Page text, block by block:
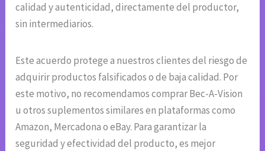
calidad y autenticidad, directamente del productor,
sin intermediarios.
Este acuerdo protege a nuestros clientes del riesgo de
adquirir productos falsificados o de baja calidad. Por
este motivo, no recomendamos comprar Bec-A-Vision
u otros suplementos similares en plataformas como
Amazon, Mercadona o eBay. Para garantizar la
seguridad y efectividad del producto, es mejor